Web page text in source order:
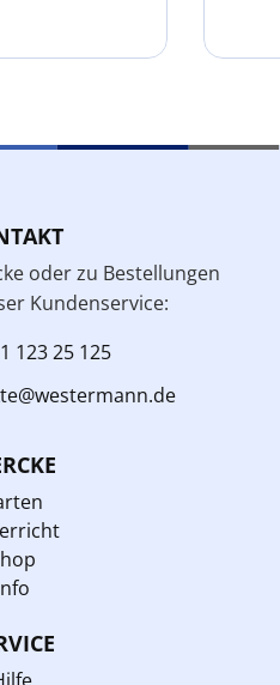
oder zu Bestellungen
Kundenservice:
123 25 125